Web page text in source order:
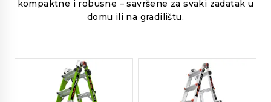
kompaktne i robusne – savršene za svaki zadatak u
domu ili na gradilištu.